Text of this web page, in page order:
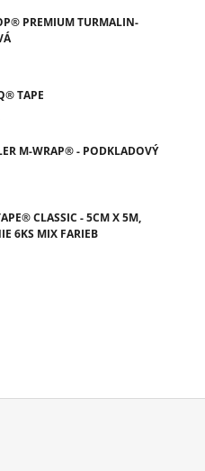
PREMIUM TURMALIN-
TAPE
M-WRAP® - PODKLADOVÝ
CLASSIC - 5CM X 5M,
6KS MIX FARIEB